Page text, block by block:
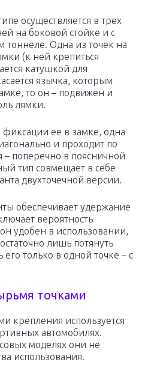
осуществляется в трех
на боковой стойке и с
тоннеле. Одна из точек на
(к ней крепиться
катушкой для
язычка, которым
то он – подвижен и
лямки.
ее в замке, одна
и проходит по
– поперечно в поясничной
тип совмещает в себе
двухточечной версии.
обеспечивает удержание
вероятность
удобен в использовании,
лишь потянуть
только в одной точке – с
точками
крепления используется
автомобилях.
моделях они не
использования.